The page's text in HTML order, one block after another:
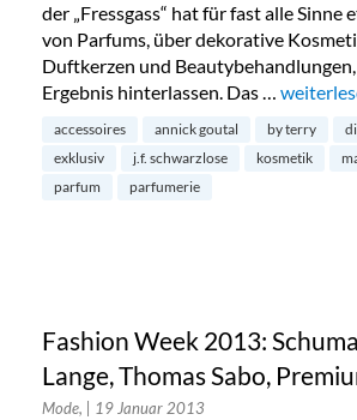
der „Fressgass“ hat für fast alle Sinne
von Parfums, über dekorative
Duftkerzen und
Ergebnis hinterlassen. Das …
accessoires annick goutal by terry
exklusiv
j.f. schwarzlose kosmetik
parfum
parfumerie
Fashion Week 2013:
Lange, Thomas Sabo,
Mode, | 19 Januar 2013